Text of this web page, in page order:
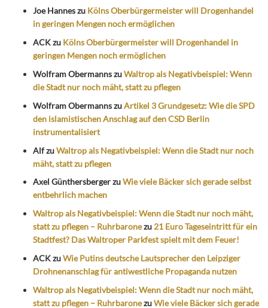
Joe Hanneszu Kölns Oberbürgermeister will Drogenhandel
in geringen Mengen noch ermöglichen
ACKzu Kölns Oberbürgermeister will Drogenhandel in
geringen Mengen noch ermöglichen
Wolfram ObermannszuWaltrop als Negativbeispiel: Wenn
die Stadt nur noch mäht, statt zu pflegen
Wolfram ObermannszuArtikel 3 Grundgesetz: Wie die SPD
den islamistischen Anschlag auf den CSD Berlin
instrumentalisiert
AlfzuWaltrop als Negativbeispiel: Wenn die Stadt nur noch
mäht, statt zu pflegen
Axel GünthersbergerzuWie viele Bäcker sich gerade selbst
entbehrlich machen
Waltrop als Negativbeispiel: Wenn die Stadt nur noch mäht,
statt zu pflegen – Ruhrbaronezu 21 Euro Tageseintritt für ein
Stadtfest? Das Waltroper Parkfest spielt mit dem Feuer!
ACKzuWie Putins deutsche Lautsprecher den Leipziger
Drohnenanschlag für antiwestliche Propaganda nutzen
Waltrop als Negativbeispiel: Wenn die Stadt nur noch mäht,
statt zu pflegen – RuhrbaronezuWie viele Bäcker sich gerade